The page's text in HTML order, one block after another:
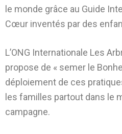
le monde grâce au Guide
Cœur inventés par des
L’ONG Internationale Les
propose de « semer le
déploiement de ces
les familles partout dans le
campagne.